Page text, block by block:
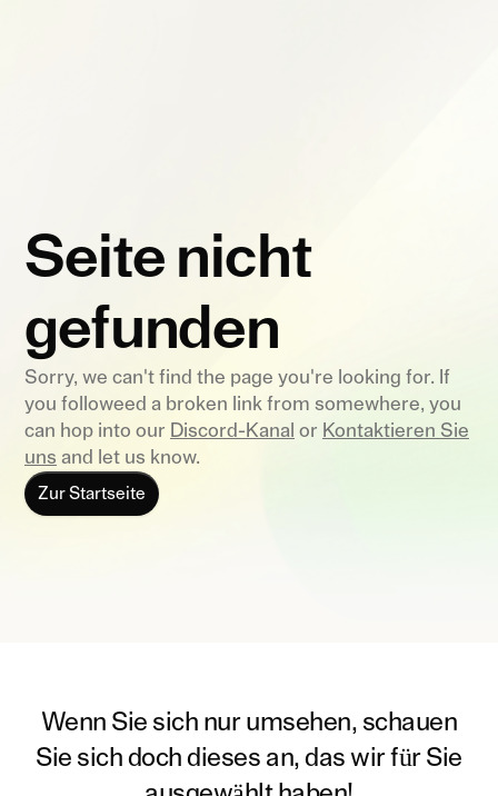
Seite nicht
gefunden
Sorry, we can't find the page you're looking for. If
you followeed a broken link from somewhere, you
can hop into our Discord-Kanal or Kontaktieren Sie
uns and let us know.
Zur Startseite
Wenn Sie sich nur umsehen, schauen
Sie sich doch dieses an, das wir für Sie